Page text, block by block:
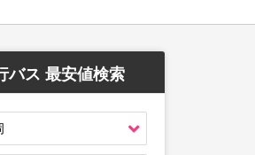
バス 最安値検索